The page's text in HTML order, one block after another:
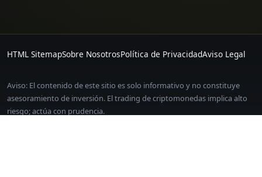
HTML SitemapSobre NosotrosPolítica de PrivacidadAviso Legal
Aviso: El contenido de este sitio es solo informativo y no constituye
asesoramiento de inversión. El trading de criptomonedas implica alto
riesgo; actúa con prudencia.